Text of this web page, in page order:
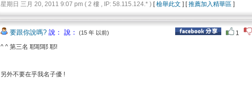
星期日 三月 20, 2011 9:07 pm ( 2 樓 , IP: 58.115.124.* ) [檢舉此文 ] [推薦加入精華區 ]
要跟你說嗎? 說： 說： (15 年 以前) 1
^ ^ 第三名 耶耶耶 耶!
另外不要在乎我名子優 !